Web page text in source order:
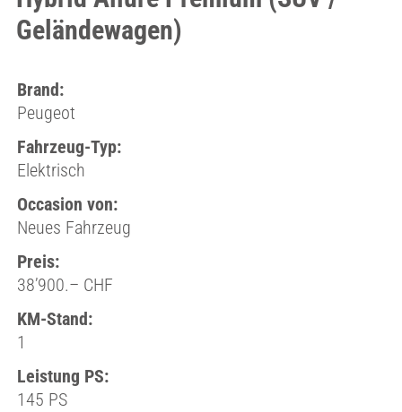
Geländewagen)
Brand:
Peugeot
Fahrzeug-Typ:
Elektrisch
Occasion von:
Neues Fahrzeug
Preis:
38’900.– CHF
KM-Stand:
1
Leistung PS:
145 PS